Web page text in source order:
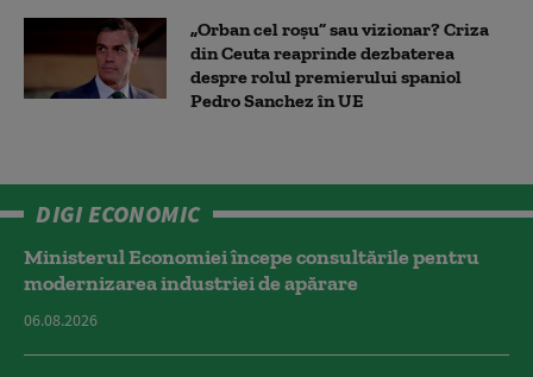
„Orban cel roșu” sau vizionar? Criza
din Ceuta reaprinde dezbaterea
despre rolul premierului spaniol
Pedro Sanchez în UE
DIGI ECONOMIC
Ministerul Economiei începe consultările pentru
modernizarea industriei de apărare
06.08.2026